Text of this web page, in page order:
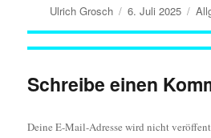
Autor
Ulrich Grosch
Veröffentlicht
am
6. Juli 2025
Schreibe einen
Deine E-Mail-Adresse wird nicht